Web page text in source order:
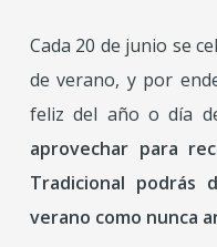
Cada 20 de junio se
de verano, y por
feliz del año o día
aprovechar para
Tradicional podrás
verano como nunca